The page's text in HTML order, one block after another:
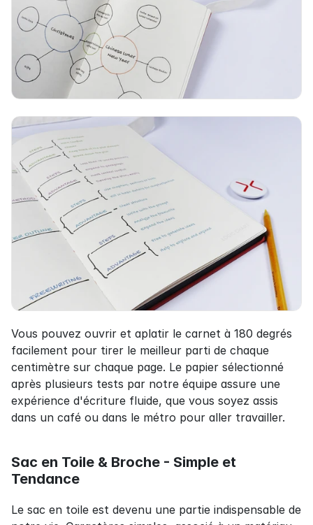
Vous pouvez ouvrir et aplatir le carnet à 180 degrés
facilement pour tirer le meilleur parti de chaque
centimètre sur chaque page. Le papier sélectionné
après plusieurs tests par notre équipe assure une
expérience d'écriture fluide, que vous soyez assis
dans un café ou dans le métro pour aller travailler.
Sac en Toile & Broche - Simple et
Tendance
Le sac en toile est devenu une partie indispensable de